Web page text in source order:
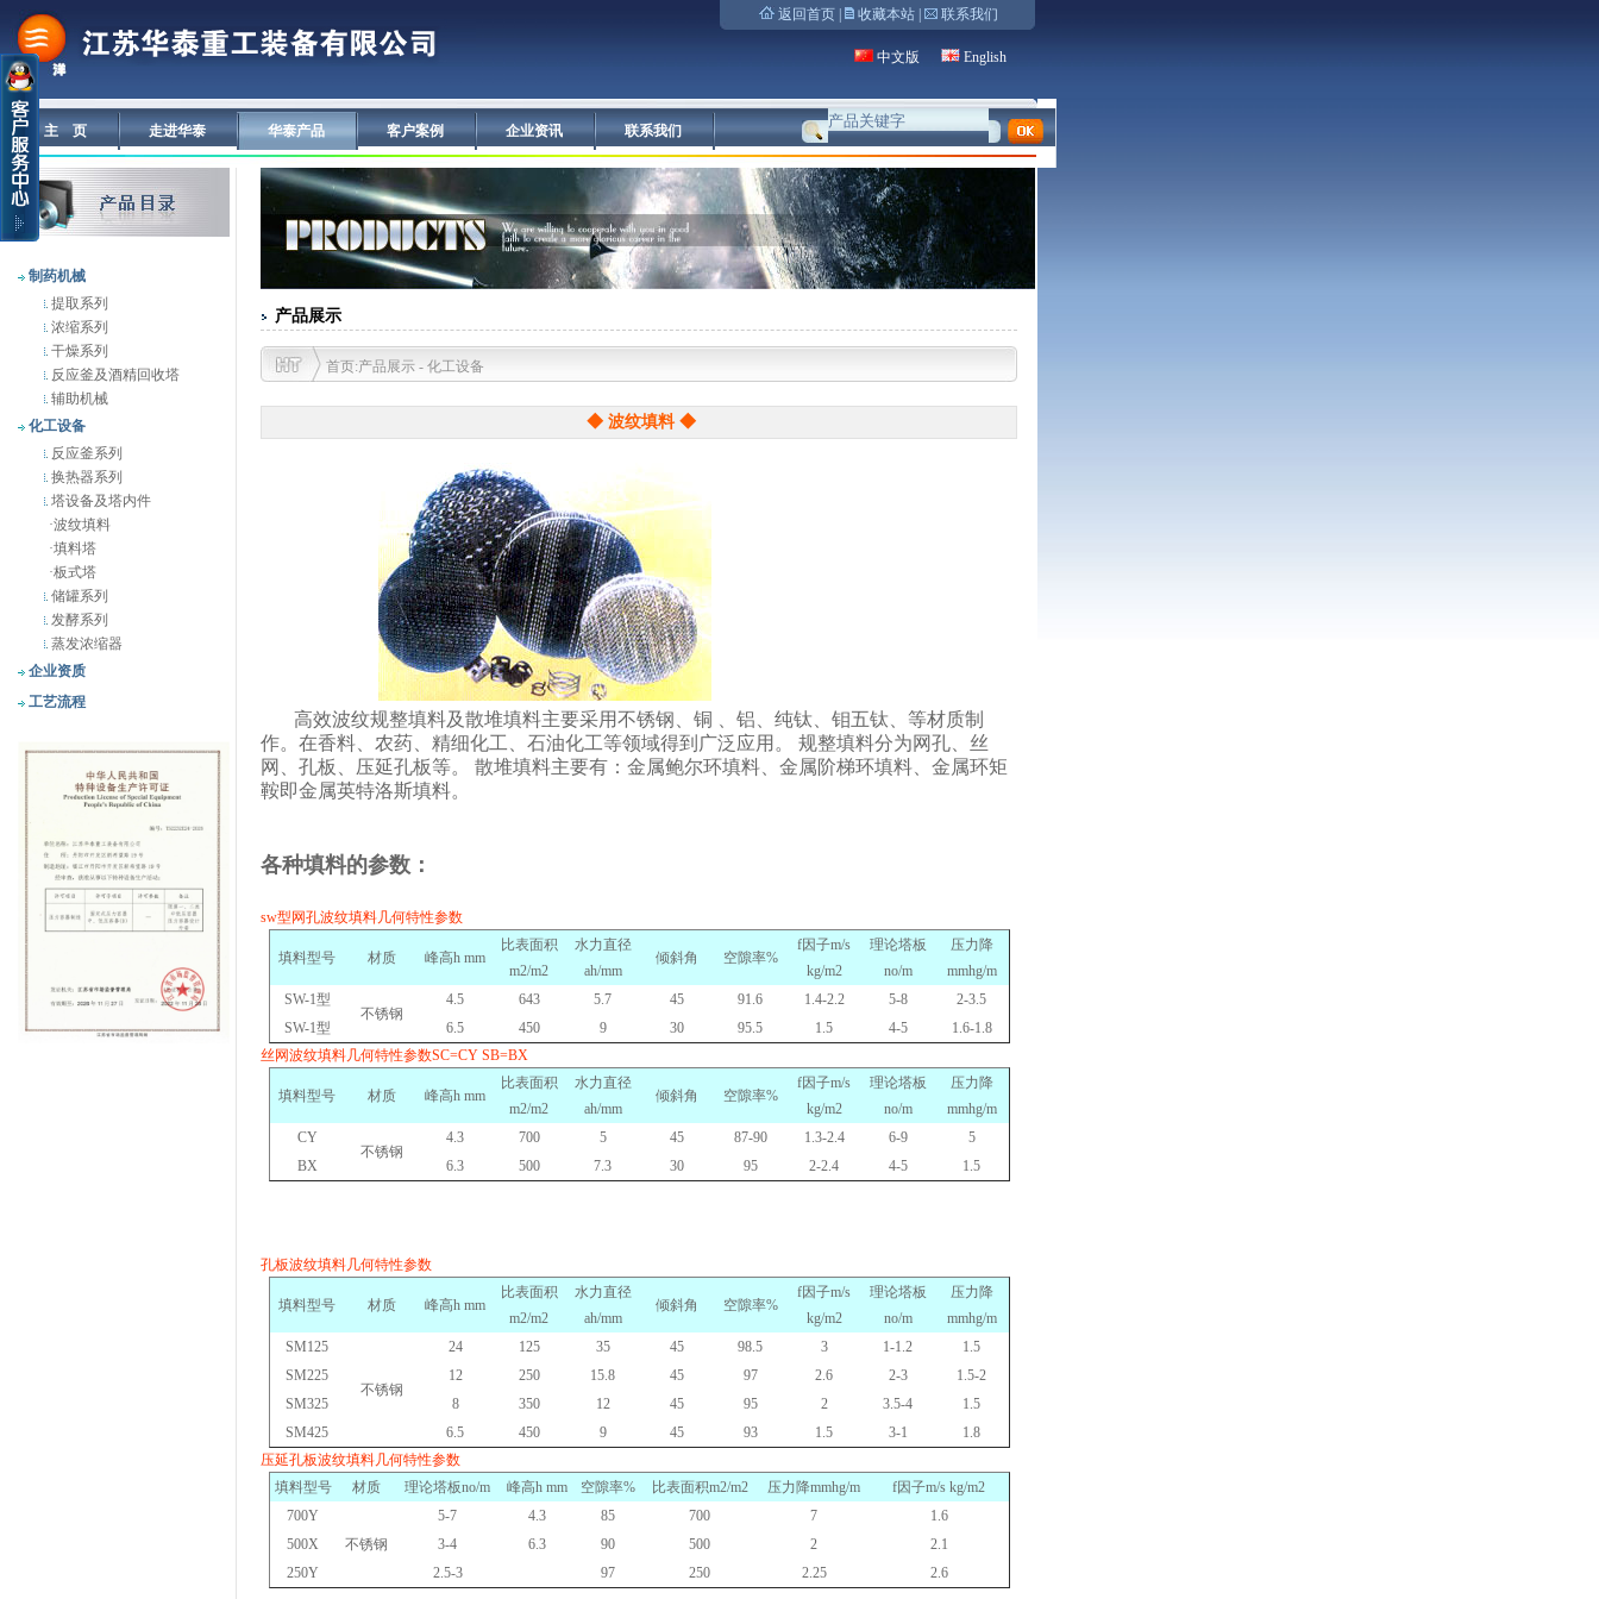
返回首页| 收藏本站| 联系我们
中文版 English
主 页 走进华泰 华泰产品 客户案例 企业资讯 联系我们
制药机械
提取系列
浓缩系列
干燥系列
反应釜及酒精回收塔
辅助机械
化工设备
反应釜系列
换热器系列
塔设备及塔内件
·波纹填料
·填料塔
·板式塔
储罐系列
发酵系列
蒸发浓缩器
企业资质
工艺流程
产品展示
首页:产品展示 - 化工设备
◆ 波纹填料 ◆
高效波纹规整填料及散堆填料主要采用不锈钢、铜
、铝、纯钛、钼五钛、等材质制
作。在香料、农药、精细化工、石油化工等领域得到广泛应用。
规整填料分为网孔、丝
网、孔板、压延孔板等。
散堆填料主要有：金属鲍尔环填料、金属阶梯环填料、金属环矩
鞍即金属英特洛斯填料。
各种填料的参数：
sw型网孔波纹填料几何特性参数
填料型号 材质 峰高h mm
比表面积
m2/m2
水力直径
ah/mm
倾斜角 空隙率%
f因子m/s
kg/m2
理论塔板
no/m
压力降
mmhg/m
SW-1型
不锈钢
4.5 643 5.7 45 91.6 1.4-2.2 5-8
2-3.5
SW-1型 6.5 450 9 30 95.5 1.5 4-5
1.6-1.8
丝网波纹填料几何特性参数SC=CY SB=BX
填料型号 材质 峰高h mm
比表面积
m2/m2
水力直径
ah/mm
倾斜角 空隙率%
f因子m/s
kg/m2
理论塔板
no/m
压力降
mmhg/m
CY
不锈钢
4.3 700 5 45 87-90 1.3-2.4 6-9
5
BX
6.3 500 7.3 30 95 2-2.4 4-5 1.5
孔板波纹填料几何特性参数
填料型号 材质 峰高h mm
比表面积
m2/m2
水力直径
ah/mm
倾斜角 空隙率%
f因子m/s
kg/m2
理论塔板
no/m
压力降
mmhg/m
SM125
不锈钢
24 125 35 45 98.5 3 1-1.2
1.5
SM225
12 250 15.8 45 97 2.6 2-3
1.5-2
SM325
8 350 12 45 95 2 3.5-4
1.5
SM425
6.5 450 9 45 93 1.5 3-1
1.8
压延孔板波纹填料几何特性参数
填料型号
材质 理论塔板no/m 峰高h mm 空隙率% 比表面积m2/m2 压力降mmhg/m f因子m/s kg/m2
700Y
不锈钢
5-7 4.3 85 700 7
1.6
500X
3-4 6.3 90 500 2
2.1
250Y
2.5-3 97 250 2.25 2.6